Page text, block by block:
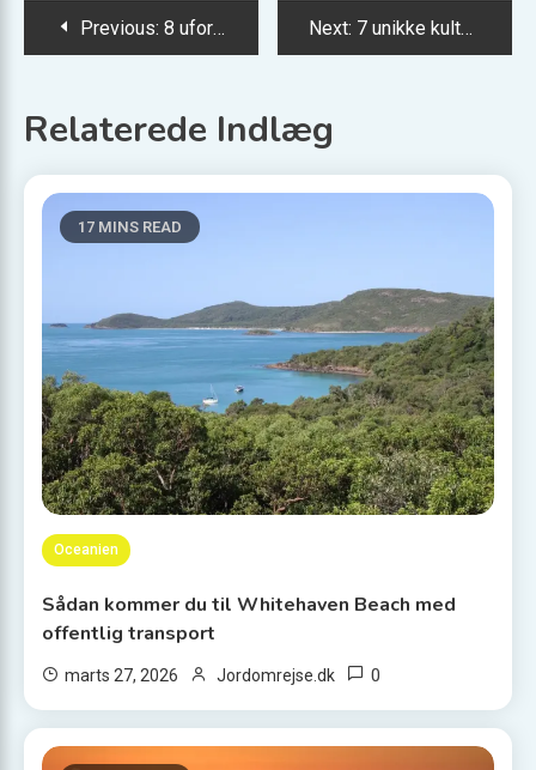
Indlægsnavigation
Previous: 8 uforglemmelige køreruter i Skotland Next: 7 unikke kulturmøder i Papua Ny Guinea
Relaterede Indlæg
17 MINS READ
Oceanien
Sådan kommer du til Whitehaven Beach med
offentlig transport
marts 27, 2026 Jordomrejse.dk 0